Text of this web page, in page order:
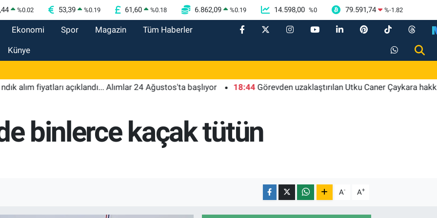
%0.02 53,39 %0.19 61,60 %0.18 6.862,09 %0.19 14.598,00 %0 79.591,74 %-1.82
Ekonomi Spor Magazin Tüm Haberler
Künye
fiyatları açıklandı... Alımlar 24 Ağustos'ta başlıyor 18:44 Görevden uzaklaştırılan Utku Caner Çaykara hakkında
binlerce kaçak tütün
A- A+